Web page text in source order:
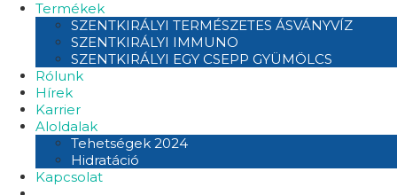
Termékek
SZENTKIRÁLYI TERMÉSZETES ÁSVÁNYVÍZ
SZENTKIRÁLYI IMMUNO
SZENTKIRÁLYI EGY CSEPP GYÜMÖLCS
Rólunk
Hírek
Karrier
Aloldalak
Tehetségek 2024
Hidratáció
Kapcsolat